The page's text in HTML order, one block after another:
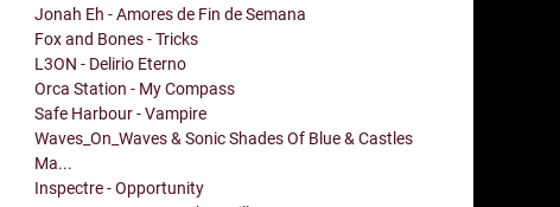
Jonah Eh - Amores de Fin de Semana
Fox and Bones - Tricks
L3ON - Delirio Eterno
Orca Station - My Compass
Safe Harbour - Vampire
Waves_On_Waves & Sonic Shades Of Blue & Castles
Ma...
Inspectre - Opportunity